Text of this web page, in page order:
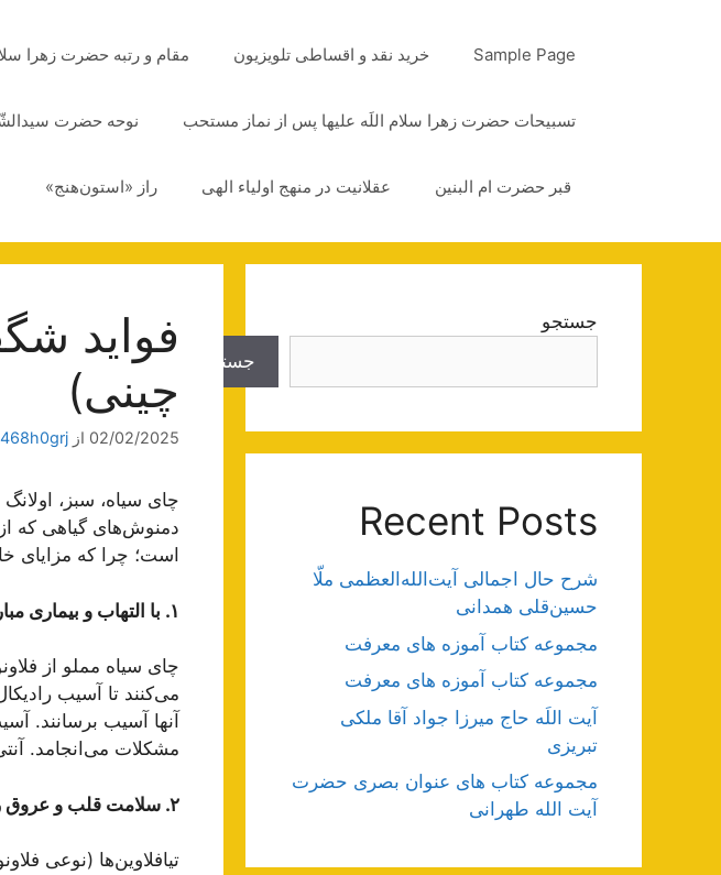
Sample Page خرید نقد و اقساطی تلویزیون مقام و رتبه حضرت زهرا
تسبیحات حضرت زهرا سلام اللَه علیها پس از نماز مستحب نوحه حضرت
قبر حضرت ام البنین عقلانیت در منهج اولیاء الهی راز «استون‌هنج»
فواید
چینی)
02/02/2025 از
دمنوش‌های گیاهی که
است؛ چرا که مزایای
۱. با التهاب و بیماری مبارزه می‌کند
چای سیاه مملو از
می‌کنند تا آسیب
آنها آسیب برسانند.
مشکلات می‌انجامد.
۲. سلامت قلب و عروق را بهبود می‌بخشد
تیافلاوین‌ها (نوعی
جستجو
جستجو
Recent Posts
شرح حال اجمالی آیت‌الله‌العظمی ملّا
حسین‌قلی همدانی
مجموعه کتاب آموزه های معرفت
مجموعه کتاب آموزه های معرفت
آیت اللَه حاج میرزا جواد آقا ملکی
تبریزی
مجموعه کتاب های عنوان بصری حضرت
آیت الله طهرانی